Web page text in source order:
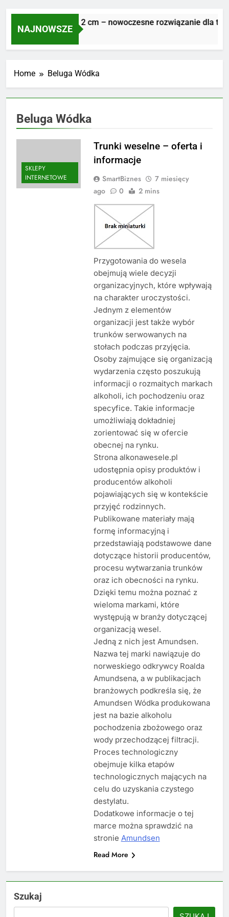
NAJNOWSZE
Płyty tarasowe 2 cm – nowoczesne rozwiązanie dla
5 Dni Ago
Home Beluga Wódka
Beluga Wódka
SKLEPY
INTERNETOWE
Trunki weselne – oferta i
informacje
SmartBiznes
7 miesięcy
ago
0 2 mins
Przygotowania do wesela
obejmują wiele decyzji
organizacyjnych, które wpływają
na charakter uroczystości.
Jednym z elementów
organizacji jest także wybór
trunków serwowanych na
stołach podczas przyjęcia.
Osoby zajmujące się organizacją
wydarzenia często poszukują
informacji o rozmaitych markach
alkoholi, ich pochodzeniu oraz
specyfice. Takie informacje
umożliwiają dokładniej
zorientować się w ofercie
obecnej na rynku.
Strona alkonawesele.pl
udostępnia opisy produktów i
producentów alkoholi
pojawiających się w kontekście
przyjęć rodzinnych.
Publikowane materiały mają
formę informacyjną i
przedstawiają podstawowe dane
dotyczące historii producentów,
procesu wytwarzania trunków
oraz ich obecności na rynku.
Dzięki temu można poznać z
wieloma markami, które
występują w branży dotyczącej
organizacją wesel.
Jedną z nich jest Amundsen.
Nazwa tej marki nawiązuje do
norweskiego odkrywcy Roalda
Amundsena, a w publikacjach
branżowych podkreśla się, że
Amundsen Wódka produkowana
jest na bazie alkoholu
pochodzenia zbożowego oraz
wody przechodzącej filtracji.
Proces technologiczny
obejmuje kilka etapów
technologicznych mających na
celu do uzyskania czystego
destylatu.
Dodatkowe informacje o tej
marce można sprawdzić na
stronie Amundsen
Read More
Szukaj